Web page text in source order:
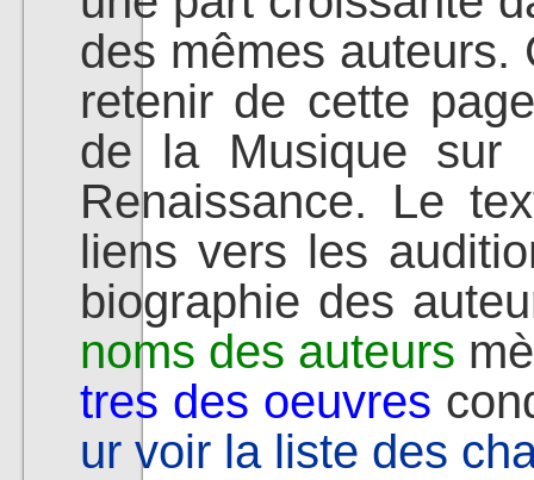
des mêmes auteurs.
retenir de cette
de la Musique sur
Renaissance. Le
liens vers les
biographie des
noms des auteurs
tres des oeuvres
ur voir la liste des